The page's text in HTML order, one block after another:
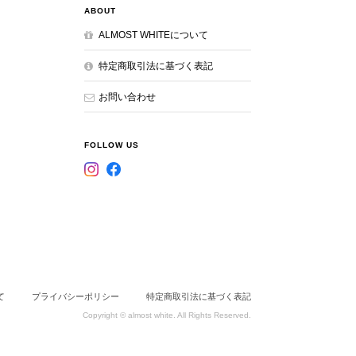
ABOUT
ALMOST WHITEについて
特定商取引法に基づく表記
お問い合わせ
FOLLOW US
プライバシーポリシー 特定商取引法に基づく表記
Copyright © almost white. All Rights Reserved.